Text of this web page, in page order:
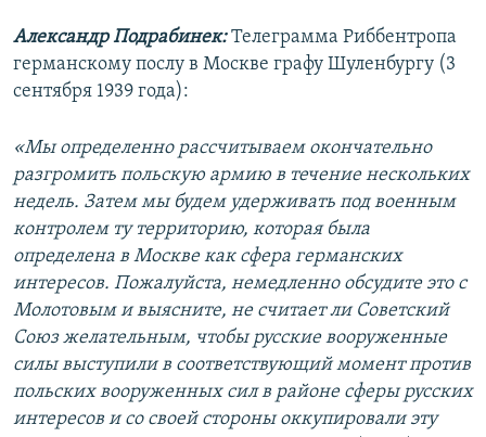
Александр Подрабинек:Телеграмма Риббентропа
германскому послу в Москве графу Шуленбургу (3
сентября 1939 года):
«Мы определенно рассчитываем окончательно
разгромить польскую армию в течение нескольких
недель. Затем мы будем удерживать под военным
контролем ту территорию, которая была
определена в Москве как сфера германских
интересов. Пожалуйста, немедленно обсудите это с
Молотовым и выясните, не считает ли Советский
Союз желательным, чтобы русские вооруженные
силы выступили в соответствующий момент против
польских вооруженных сил в районе сферы русских
интересов и со своей стороны оккупировали эту